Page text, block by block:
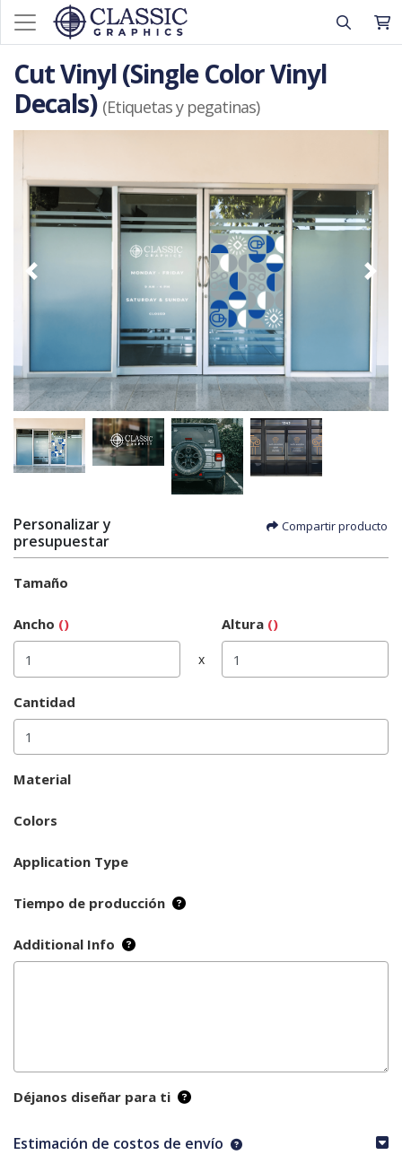
Cut Vinyl (Single Color Vinyl
Decals) (Etiquetas y pegatinas)
Personalizar y
presupuestar
Compartir producto
Tamaño
Ancho () Altura()
x
Cantidad
Material
Colors
Application Type
Tiempo de producción
Additional Info
Déjanos diseñar para ti
Estimación de costos de envío